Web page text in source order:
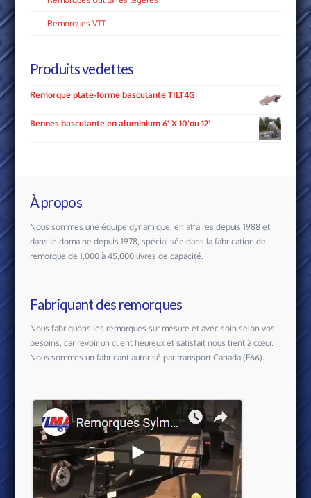
Remorques VTT
Produits vedettes
Remorque plate-forme basculante TILT4G
Bennes basculante en aluminium 6' X 10'ou 12'
À propos
Nous sommes une équipe dynamique, en affaires depuis 1988 et
dans le domaine depuis 1978, spécialisée dans la fabrication de
remorque de 1,000 à 45,000 livres de capacité.
Fabriquant des remorques
Nous fabriquons les remorques sur mesure et avec soin selon vos
besoins, car revoir un client heureux et satisfait nous tient à cœur.
Nous sommes un fabricant autorisé par transport Canada (F66).